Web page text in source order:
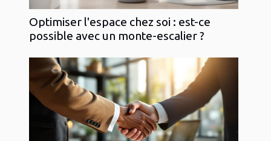
Optimiser l'espace chez soi : est-ce
possible avec un monte-escalier ?